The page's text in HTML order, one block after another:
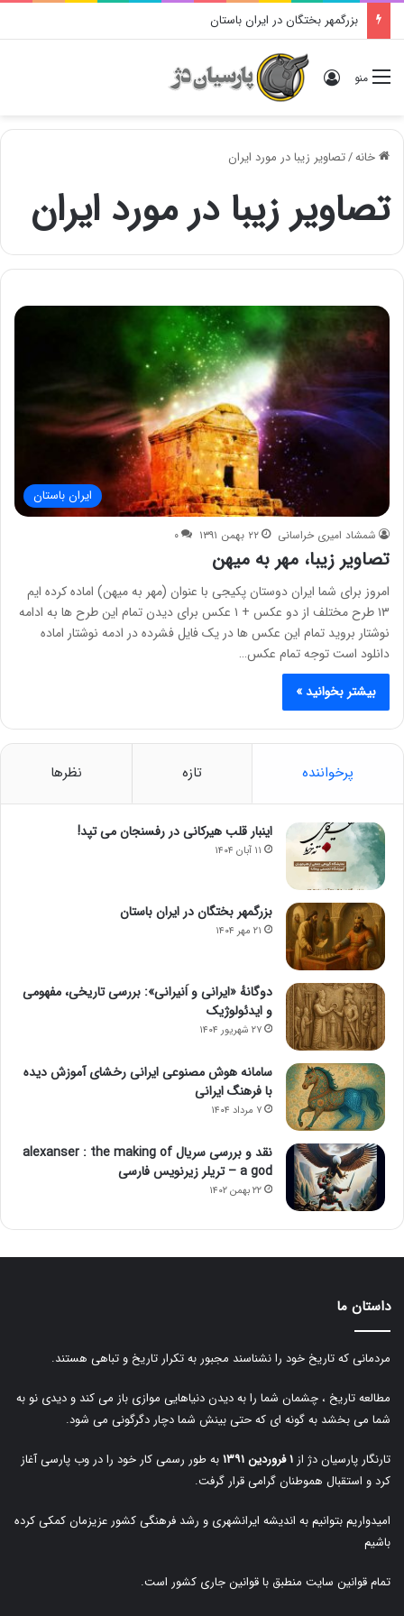
بزرگمهر بختگان در ایران باستان
منو ورود
خانه/تصاویر زیبا در مورد ایران
تصاویر زیبا در مورد ایران
ایران باستان
شمشاد امیری خراسانی ۲۲ بهمن ۱۳۹۱ ۰
تصاویر زیبا، مهر به میهن
امروز برای شما ایران دوستان پکیجی با عنوان (مهر به میهن) اماده کرده ایم
۱۳ طرح مختلف از دو عکس + ۱ عکس برای دیدن تمام این طرح ها به ادامه
نوشتار بروید تمام این عکس ها در یک فایل فشرده در ادمه نوشتار اماده
دانلود است توجه تمام عکس…
بیشتر بخوانید »
پرخواننده تازه نظرها
اینبار قلب هیرکانی در رفسنجان می تپد!
۱۱ آبان ۱۴۰۴
بزرگمهر بختگان در ایران باستان
۲۱ مهر ۱۴۰۴
دوگانهٔ «ایرانی و اَنیرانی»: بررسی تاریخی، مفهومی
و ایدئولوژیک
۲۷ شهریور ۱۴۰۴
سامانه هوش مصنوعی ایرانی رخشای آموزش دیده
با فرهنگ ایرانی
۷ مرداد ۱۴۰۴
نقد و بررسی سریال alexanser : the making of
a god – تریلر زیرنویس فارسی
۲۲ بهمن ۱۴۰۲
داستان ما
مردمانی که تاریخ خود را نشناسند مجبور به تکرار تاریخ و تباهی هستند.
مطالعه تاریخ ، چشمان شما را به دیدن دنیاهایی موازی باز می کند و دیدی نو به
شما می بخشد به گونه ای که حتی بینش شما دچار دگرگونی می شود.
تارنگار پارسیان دژ از ۱ فروردین ۱۳۹۱
به طور رسمی کار خود را در وب پارسی آغاز
کرد و استقبال هموطنان گرامی قرار گرفت.
امیدواریم بتوانیم به اندیشه ایرانشهری و رشد فرهنگی کشور عزیزمان کمکی کرده
باشیم
تمام قوانین سایت منطبق با قوانین جاری کشور است.